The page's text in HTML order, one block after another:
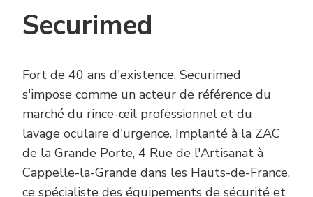
Securimed
Fort de 40 ans d'existence, Securimed
s'impose comme un acteur de référence du
marché du rince-œil professionnel et du
lavage oculaire d'urgence. Implanté à la ZAC
de la Grande Porte, 4 Rue de l'Artisanat à
Cappelle-la-Grande dans les Hauts-de-France,
ce spécialiste des équipements de sécurité et